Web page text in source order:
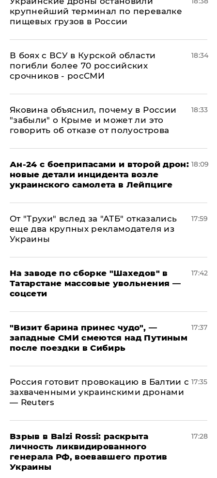
крупнейший терминал по перевалке
пищевых грузов в России
В боях с ВСУ в Курской области
погибли более 70 российских
срочников - росСМИ
18:34
Яковина объяснил, почему в России
"забыли" о Крыме и может ли это
говорить об отказе от полуострова
18:33
Ан-24 с боеприпасами и второй дрон:
новые детали инцидента возле
украинского самолета в Лейпциге
18:09
От "Трухи" вслед за "АТБ" отказались
еще два крупных рекламодателя из
Украины
17:59
На заводе по сборке "Шахедов" в
Татарстане массовые увольнения —
соцсети
17:42
"Визит барина принес чудо", —
западные СМИ смеются над Путиным
после поездки в Сибирь
17:37
​Россия готовит провокацию в Балтии с
захваченными украинскими дронами
— Reuters
17:35
​Взрыв в Balzi Rossi: раскрыта
личность ликвидированного
генерала РФ, воевавшего против
Украины
17:28